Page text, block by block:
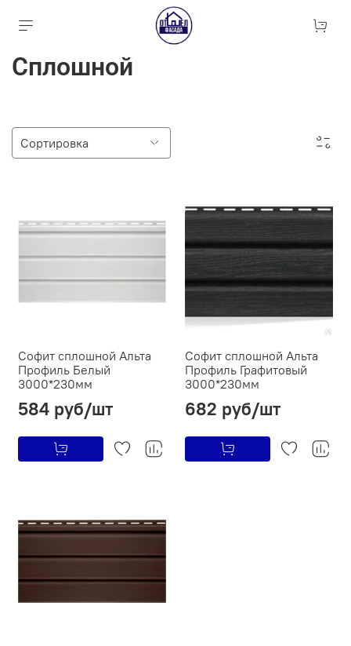
Сплошной
Софит сплошной Альта
Профиль Белый
3000*230мм
584 руб/шт
Софит сплошной Альта
Профиль Графитовый
3000*230мм
682 руб/шт